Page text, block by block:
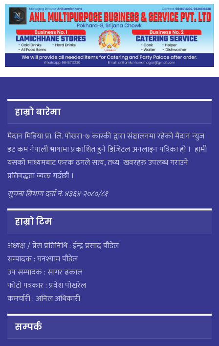
हाम्रो बारेमा
मैदान मिडिया प्रा. लि. पाेखरा-७ कास्की द्वारा संञ्चालनमा रहेको मैदान न्युज
डट कम नेपाली भाषामा प्रकाशित हुने डिजिटल अनलाइन पत्रिका हो । हामी
यसको माध्यमबाट फरक ढंगले सत्य, तथ्य खवरहरु उपलब्ध गराउने
प्रतिवद्धता व्यक्त गर्दछौं ।
सुचना बिभाग दर्ता नं. ४३६४-२०८०/८१
हाम्राे टिम
अध्यक्ष / प्रेस प्रतिनिधि : ईन्द्र प्रसाद पौडेल
सम्पादक : घनश्याम पौडेल
उप सम्पादक : सागर ढकाल
फोटो पत्रकार : प्रवेश पोखरेल
कमर्चारी : अनिल अधिकारी
सम्पर्क